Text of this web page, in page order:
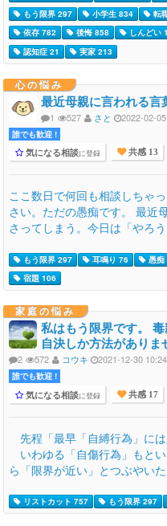
もう限界 297
小学生 834 転
依存 782
後悔 858 しんどい
認知症 21
実家 213
心の悩み
最近母親に言われる言
1 527 さと 2022-02-
誰でも歓迎 !
気になる相談に登録 共感 13
ここ数日で何回も相談しちゃ
さい。ただの愚痴です。 最近
さってしまう。今日は「やろ
もう限界 297 耳鳴り 76 愚痴
宿題 106
家庭の悩み
私はもう限界です。
自決しか方法がありま
2 572 コウキ 2021-12-30 10:24
誰でも歓迎 !
気になる相談に登録 共感 17
先程「最早「自縛行為」には
いわゆる「自傷行為」もと
ら「限界が近い」とつぶやい
リストカット 757 もう限界 297